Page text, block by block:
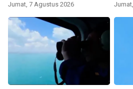
Jumat, 7 Agustus 2026